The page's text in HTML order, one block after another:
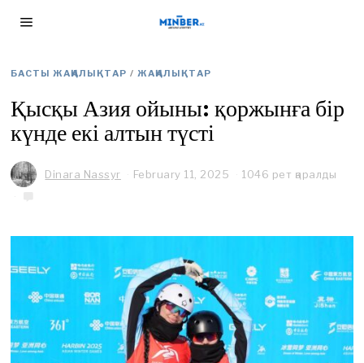
БАСТЫ ЖАҢАЛЫҚТАР / ЖАҢАЛЫҚТАР
Қысқы Азия ойыны: қоржынға бір
күнде екі алтын түсті
Dinara Nassyr February 11, 2025
2
8
,
2
0
1046 рет қаралды